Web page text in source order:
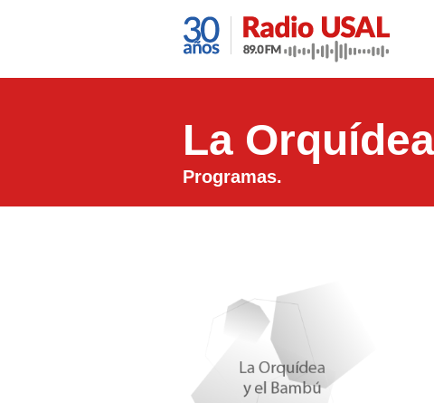
La
Programas.